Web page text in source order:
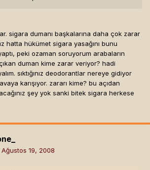
sigara dumanı başkalarına daha çok zarar
hatta hükümet sigara yasağını bunu
peki ozaman soruyorum arabaların
duman kime zarar veriyor? hadi
sıktığınız deodorantlar nereye gidiyor
karışıyor. zararı kime? bu açıdan
şey yok sanki bitek sigara herkese
Ağustos 19, 2008